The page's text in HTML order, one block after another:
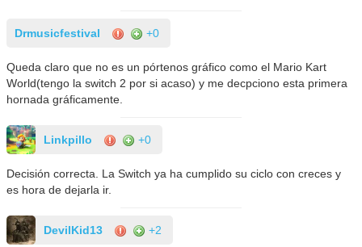
Drmusicfestival +0
Queda claro que no es un pórtenos gráfico como el Mario Kart
World(tengo la switch 2 por si acaso) y me decpciono esta primera
hornada gráficamente.
Linkpillo +0
Decisión correcta. La Switch ya ha cumplido su ciclo con creces y
es hora de dejarla ir.
DevilKid13 +2